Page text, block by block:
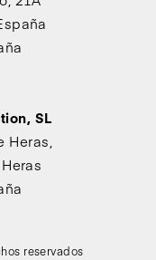
SL
reservados